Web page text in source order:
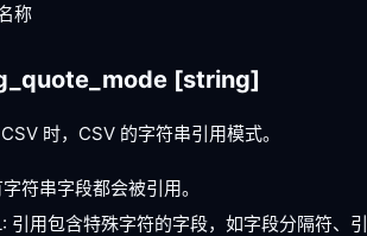
称
[string]
时，CSV 的字符串引用模式。
符串字段都会被引用。
引用包含特殊字符的字段，如字段分隔符、